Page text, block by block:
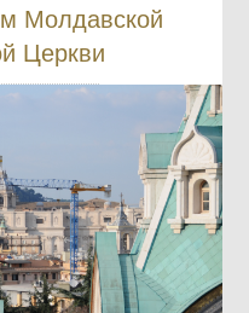
Молдавской
Церкви